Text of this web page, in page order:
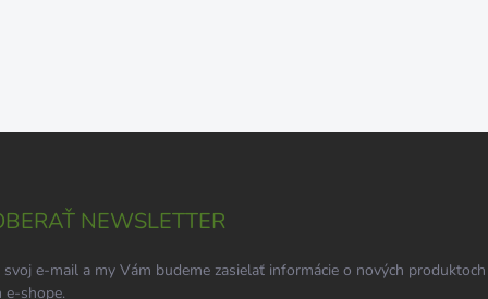
NEWSLETTER
e-mail a my Vám budeme zasielať informácie o nových
e-shope.